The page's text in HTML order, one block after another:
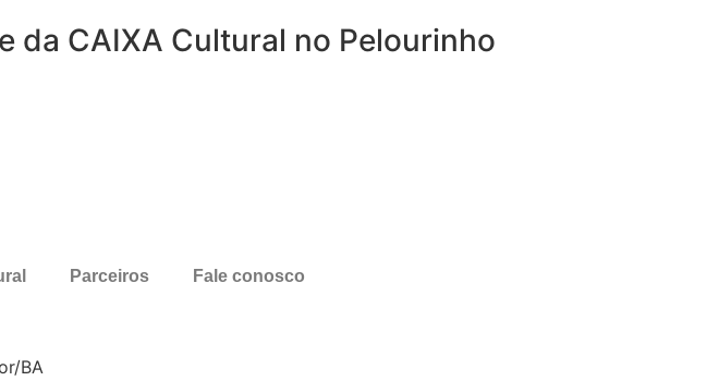
da CAIXA Cultural no Pelourinho
Parceiros Fale conosco
BA